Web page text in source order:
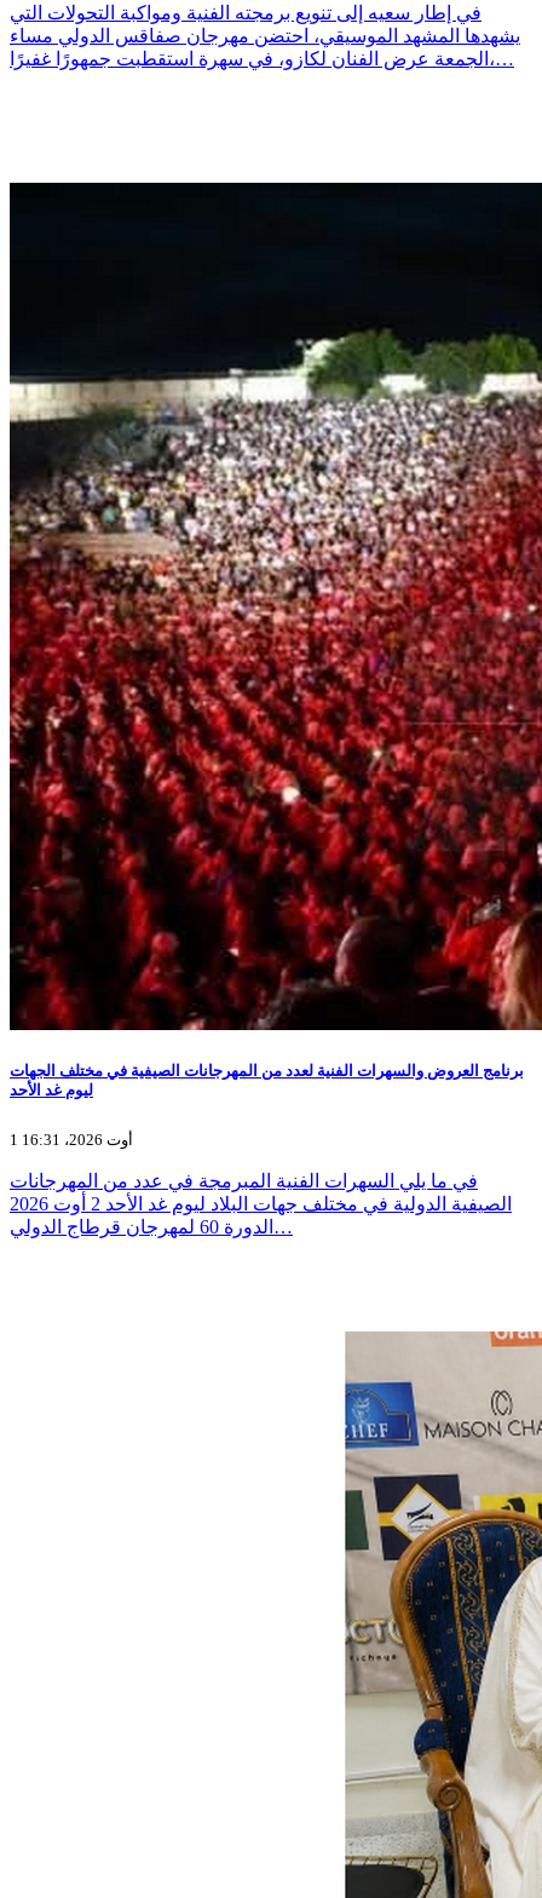
في إطار سعيه إلى تنويع برمجته الفنية ومواكبة التحولات التي
يشهدها المشهد الموسيقي، احتضن مهرجان صفاقس الدولي مساء
الجمعة عرض الفنان لكازو، في سهرة استقطبت جمهورًا غفيرًا،…
برنامج العروض والسهرات الفنية لعدد من المهرجانات الصيفية في مختلف الجهات
ليوم غد الأحد
1 أوت 2026، 16:31
في ما يلي السهرات الفنية المبرمجة في عدد من المهرجانات
الصيفية الدولية في مختلف جهات البلاد ليوم غد الأحد 2 أوت 2026
الدورة 60 لمهرجان قرطاج الدولي…